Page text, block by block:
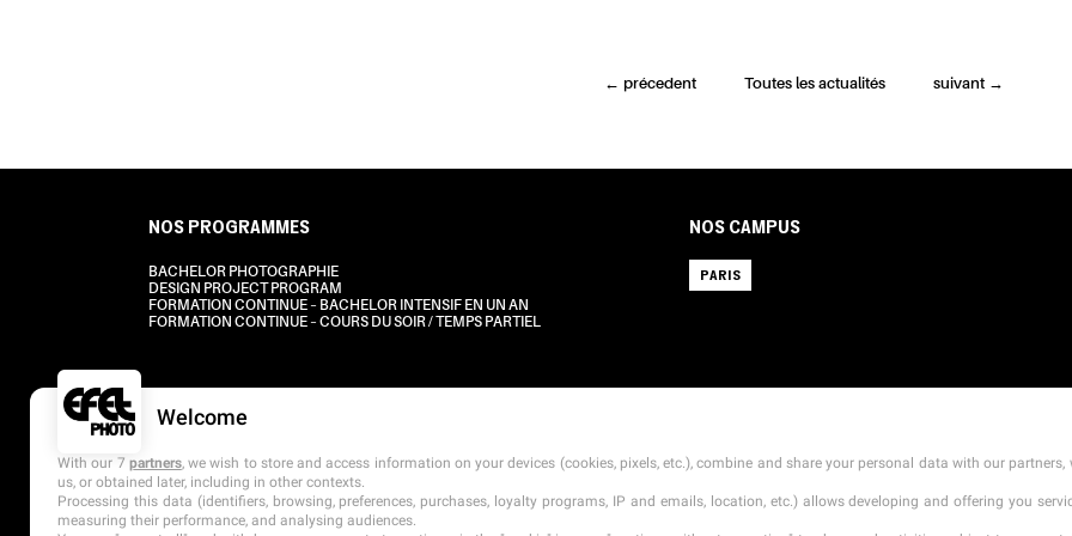
← précedent Toutes les actualités suivant →
NOS PROGRAMMES
BACHELOR PHOTOGRAPHIE
DESIGN PROJECT PROGRAM
FORMATION CONTINUE – BACHELOR INTENSIF EN UN AN
FORMATION CONTINUE – COURS DU SOIR / TEMPS PARTIEL
NOS CAMPUS
PARIS
CONTACT MENTIONS LÉGALES TARIFS CGI
Welcome
With our 7 partners, we wish to store and access information on your devices (cookies, pixels, etc.), combine and share your personal data with our
us, or obtained later, including in other contexts.
Processing this data (identifiers, browsing, preferences, purchases, loyalty programs, IP and emails, location, etc.) allows developing and offering you
measuring their performance, and analysing audiences.